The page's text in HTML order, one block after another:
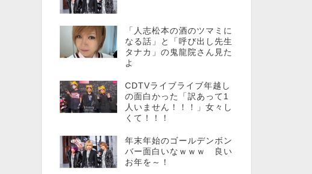
「人志松本の酒のツマミに
なる話」と「呼び出し先生
タナカ」の鬼龍院さん見た
よ
CDTVライブライブ年越し
の面白かった「訳あって1
人いません！！！」女々し
くて！！！
年末年始のゴールデンボン
バー面白いなｗｗｗ 良い
お年を～！